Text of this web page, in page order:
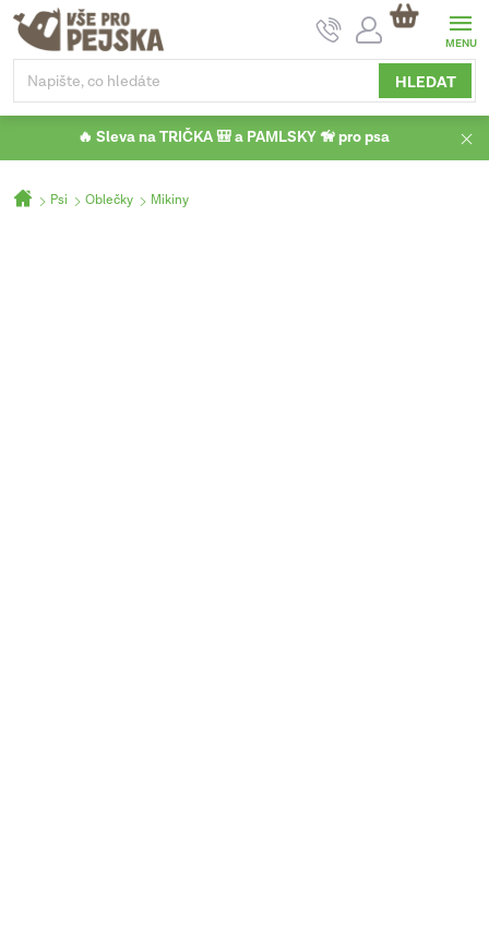
Přejít
obsah
HLEDAT
NÁKUPNÍ
KOŠÍK
🔥 Sleva na TRIČKA 🎒 a PAMLSKY 🦮 pro psa
Domů
Psi Oblečky Mikiny